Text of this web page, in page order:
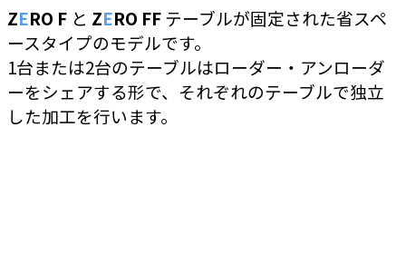
ZERO F と ZERO FFテーブルが固定された省スペ
ースタイプのモデルです。
1台または2台のテーブルはローダー・アンローダ
ーをシェアする形で、それぞれのテーブルで独立
した加工を行います。